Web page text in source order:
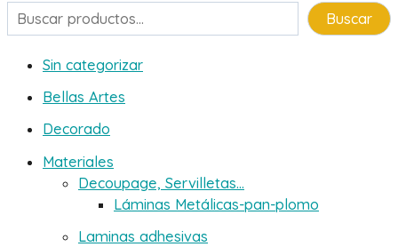
Buscar Buscar
Sin categorizar
Bellas Artes
Decorado
Materiales
Decoupage, Servilletas...
Láminas Metálicas-pan-plomo
Laminas adhesivas
múltiples